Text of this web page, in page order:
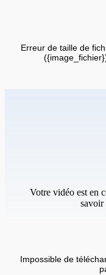
Erreur de taille de
Votre vidéo est en
savoir
Impossible de